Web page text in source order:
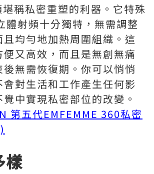
稱私密重塑的利器。它特殊
體射頻十分獨特，無需調整
均勻地加熱周圍組織。這
又高效，而且是無創無痛
無需恢復期。你可以悄悄
對生活和工作產生任何影
中實現私密部位的改變。
第五代EMFEMME 360私密
樣